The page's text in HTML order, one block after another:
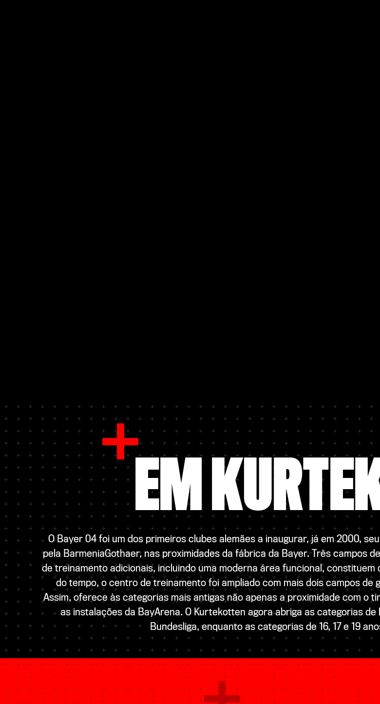
EM
O Bayer 04 foi um dos primeiros clubes alemães a inaugurar, já em 2000,
pela BarmeniaGothaer, nas proximidades da fábrica da Bayer. Três campos
de treinamento adicionais, incluindo uma moderna área funcional,
do tempo, o centro de treinamento foi ampliado com mais dois campos de
Assim, oferece às categorias mais antigas não apenas a proximidade com o
as instalações da BayArena. O Kurtekotten agora abriga as categorias
Bundesliga, enquanto as categorias de 16, 17 e 19